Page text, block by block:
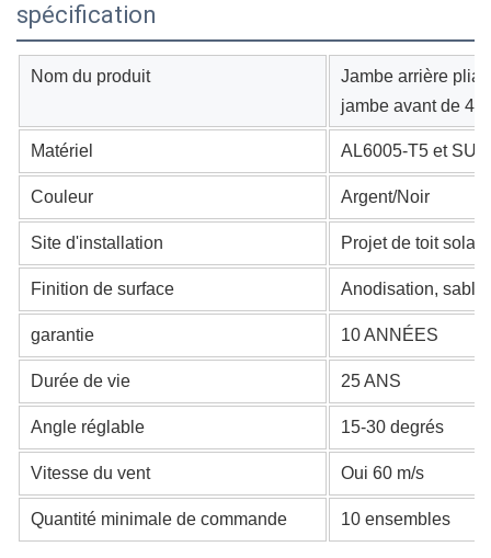
spécification
Nom du produit
Jambe arrière
jambe avant de
Matériel AL6005-T5 et
Couleur Argent/Noir
Site d'installation Projet de toit
Finition de surface Anodisation,
garantie 10 ANNÉES
Durée de vie 25 ANS
Angle réglable 15-30 degrés
Vitesse du vent Oui 60 m/s
Quantité minimale de commande 10 ensembles